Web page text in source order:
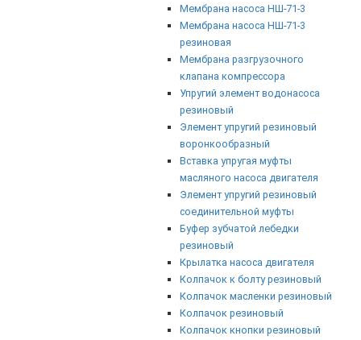
Мембрана насоса НШ-71-3
Мембрана насоса НШ-71-3
резиновая
Мембрана разгрузочного
клапана компрессора
Упругий элемент водонасоса
резиновый
Элемент упругий резиновый
воронкообразный
Вставка упругая муфты
масляного насоса двигателя
Элемент упругий резиновый
соединительной муфты
Буфер зубчатой лебедки
резиновый
Крылатка насоса двигателя
Колпачок к болту резиновый
Колпачок масленки резиновый
Колпачок резиновый
Колпачок кнопки резиновый